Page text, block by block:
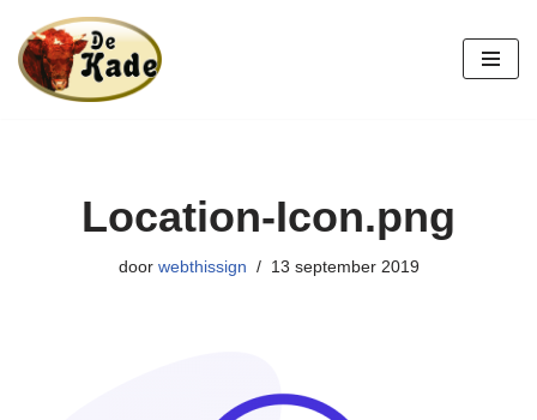
Ga
naar
Location-Icon.png
door webthissign 13 september 2019